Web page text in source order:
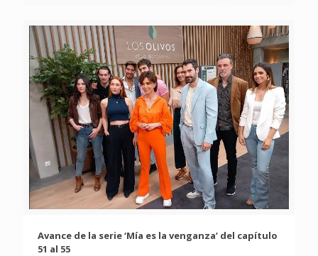
Avance de la serie ‘Mía es la venganza’ del capítulo
51 al 55